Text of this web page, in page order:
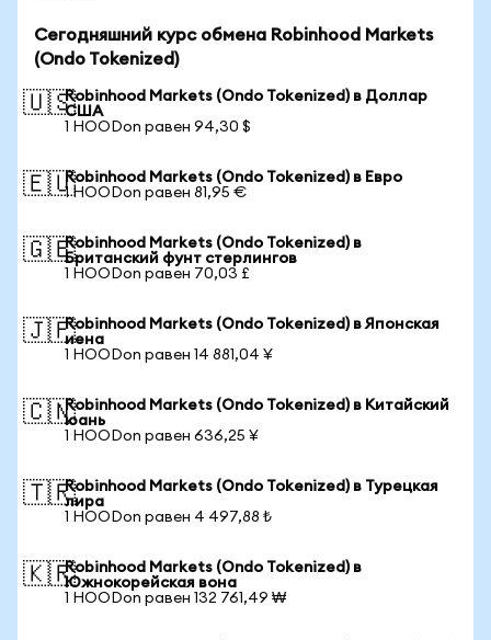
Сегодняшний курс обмена Robinhood Markets
(Ondo Tokenized)
🇺🇸Robinhood Markets (Ondo Tokenized) в Доллар
США
1 HOODon равен 94,30 $
🇪🇺Robinhood Markets (Ondo Tokenized) в Евро
1 HOODon равен 81,95 €
🇬🇧Robinhood Markets (Ondo Tokenized) в
Британский фунт стерлингов
1 HOODon равен 70,03 £
🇯🇵Robinhood Markets (Ondo Tokenized) в Японская
иена
1 HOODon равен 14 881,04 ¥
🇨🇳Robinhood Markets (Ondo Tokenized) в Китайский
юань
1 HOODon равен 636,25 ¥
🇹🇷Robinhood Markets (Ondo Tokenized) в Турецкая
лира
1 HOODon равен 4 497,88 ₺
🇰🇷Robinhood Markets (Ondo Tokenized) в
Южнокорейская вона
1 HOODon равен 132 761,49 ₩